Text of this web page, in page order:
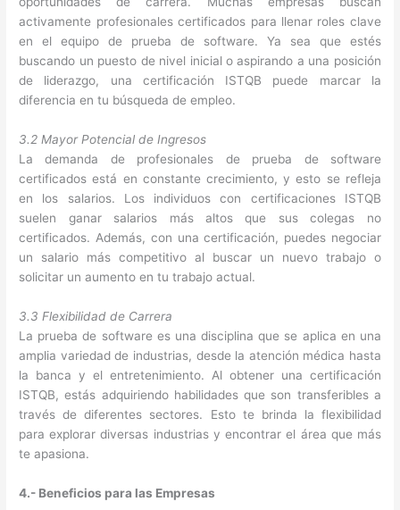
activamente profesionales certificados para llenar roles clave
en el equipo de prueba de software. Ya sea que estés
buscando un puesto de nivel inicial o aspirando a una posición
de liderazgo, una certificación ISTQB puede marcar la
diferencia en tu búsqueda de empleo.
3.2 Mayor Potencial de Ingresos
La demanda de profesionales de prueba de software
certificados está en constante crecimiento, y esto se refleja
en los salarios. Los individuos con certificaciones ISTQB
suelen ganar salarios más altos que sus colegas no
certificados. Además, con una certificación, puedes negociar
un salario más competitivo al buscar un nuevo trabajo o
solicitar un aumento en tu trabajo actual.
3.3 Flexibilidad de Carrera
La prueba de software es una disciplina que se aplica en una
amplia variedad de industrias, desde la atención médica hasta
la banca y el entretenimiento. Al obtener una certificación
ISTQB, estás adquiriendo habilidades que son transferibles a
través de diferentes sectores. Esto te brinda la flexibilidad
para explorar diversas industrias y encontrar el área que más
te apasiona.
4.- Beneficios para las Empresas